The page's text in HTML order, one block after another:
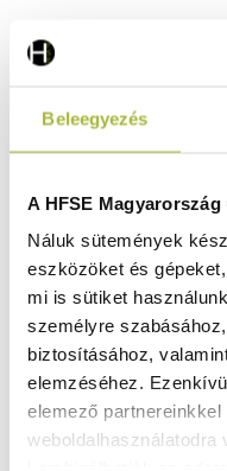
Beleegyezés
A HFSE
Náluk sütemények
eszközöket és
mi is sütiket
személyre
biztosításához,
elemzéséhez.
elemező partnereinkkel
weboldalhasználatodra
Munkaasztal –